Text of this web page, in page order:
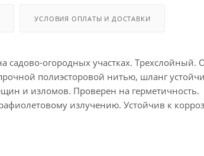
УСЛОВИЯ ОПЛАТЫ И ДОСТАВКИ
садово-огородных участках.
полиэсторовой нитью, шланг
и изломов. Проверен на герметичность.
излучению. Устойчив к